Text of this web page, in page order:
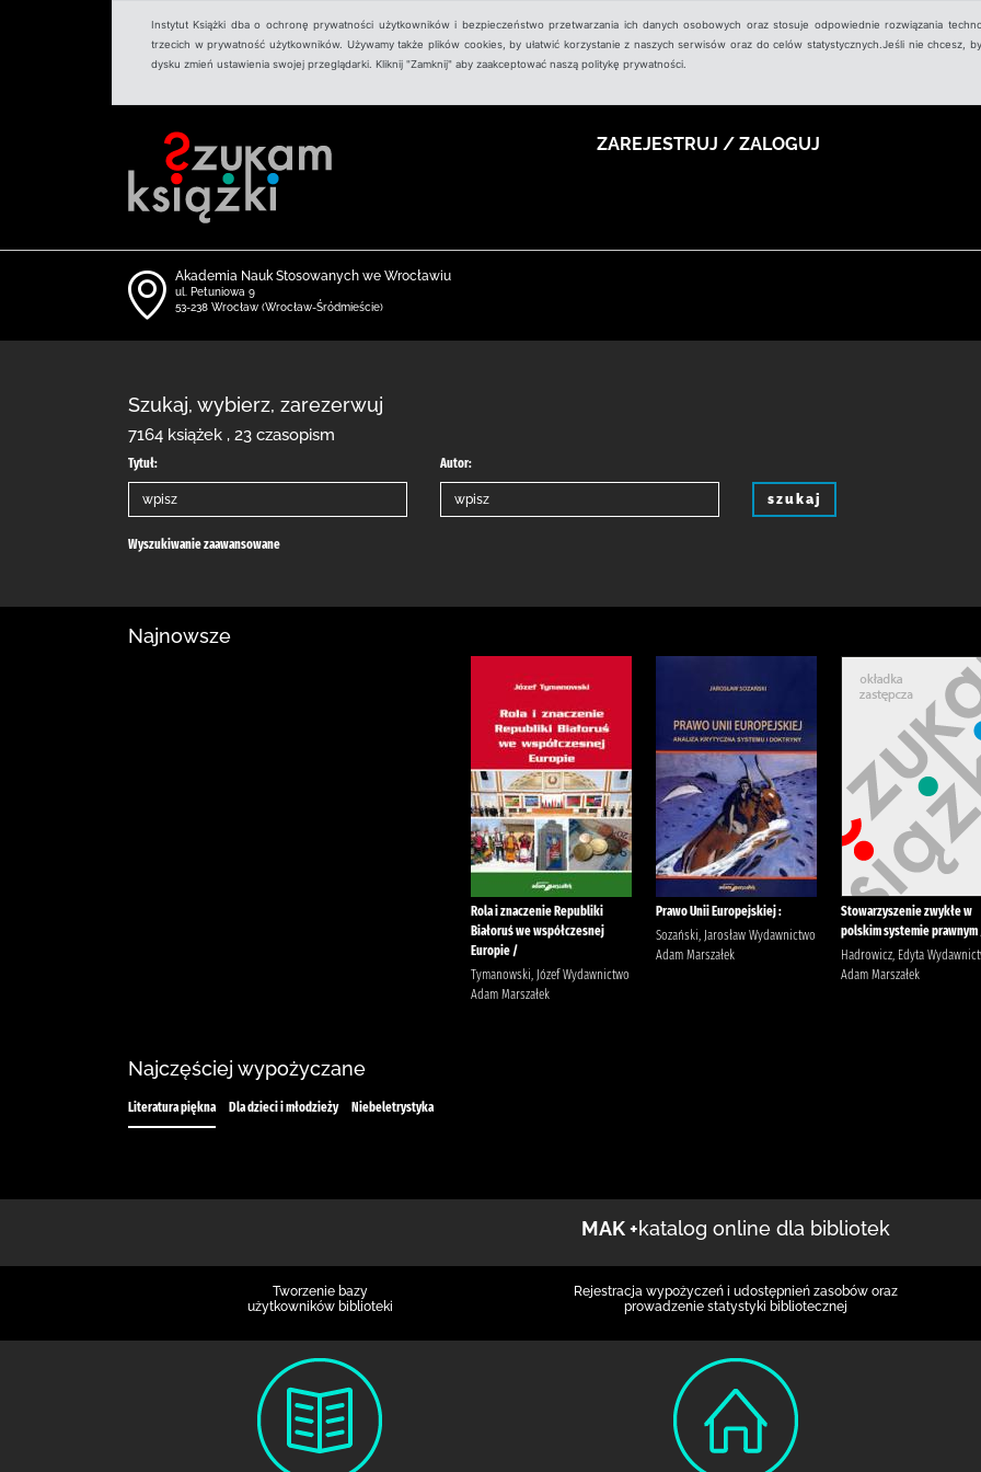
Instytut Książki dba o ochronę prywatności użytkowników i bezpieczeństwo przetwarzania ich danych osobowych oraz stosuje odpowiednie rozwiązania
trzecich w prywatność użytkowników. Używamy także plików cookies, by ułatwić korzystanie z naszych serwisów oraz do celów statystycznych.Jeśli nie chcesz,
dysku zmień ustawienia swojej przeglądarki. Kliknij "Zamknij" aby zaakceptować naszą politykę prywatności.
ZAREJESTRUJ / ZALOGUJ
Akademia Nauk Stosowanych we Wrocławiu
ul. Petuniowa 9
53-238 Wrocław (Wrocław-Śródmieście)
Szukaj, wybierz, zarezerwuj
7164 książek , 23 czasopism
Tytuł: Autor:
szukaj
Wyszukiwanie zaawansowane
Najnowsze
Rola i znaczenie Republiki
Białoruś we współczesnej
Europie /
Tymanowski, Józef Wydawnictwo
Adam Marszałek
Prawo Unii Europejskiej :
Sozański, Jarosław Wydawnictwo
Adam Marszałek
Stowarzyszenie zwykłe w
polskim systemie prawnym
Hadrowicz, Edyta
Adam Marszałek
Najczęściej wypożyczane
Literatura piękna Dla dzieci i młodzieży Niebeletrystyka
MAK +katalog online dla bibliotek
Tworzenie bazy
użytkowników biblioteki
Rejestracja wypożyczeń i udostępnień zasobów oraz
prowadzenie statystyki bibliotecznej